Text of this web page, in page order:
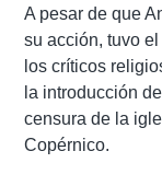
A pesar de que
su acción, tuvo
los críticos
la introducción
censura de la
Copérnico.